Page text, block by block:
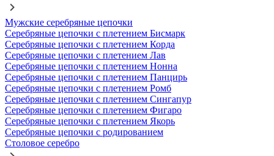
Мужские серебряные цепочки
Серебряные цепочки с плетением Бисмарк
Серебряные цепочки с плетением Корда
Серебряные цепочки с плетением Лав
Серебряные цепочки с плетением Нонна
Серебряные цепочки с плетением Панцирь
Серебряные цепочки с плетением Ромб
Серебряные цепочки с плетением Сингапур
Серебряные цепочки с плетением Фигаро
Серебряные цепочки с плетением Якорь
Серебряные цепочки с родированием
Столовое серебро